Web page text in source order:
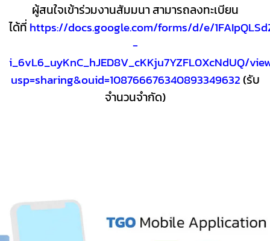
ผู้สนใจเข้าร่วมงานสัมมนา สามารถลงทะเบียน
ได้ที่ https://docs.google.com/forms/d/e/
-
i_6vL6_uyKnC_hJED8V_cKKju7YZFL0XcNdUQ/
usp=sharing&ouid=108766676340893349632(รับ
จำนวนจำกัด)